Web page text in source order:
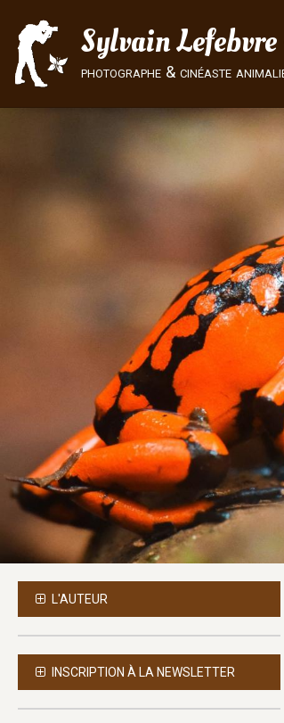
Sylvain
photographe & cinéaste
L'AUTEUR
INSCRIPTION À LA NEWSLETTER